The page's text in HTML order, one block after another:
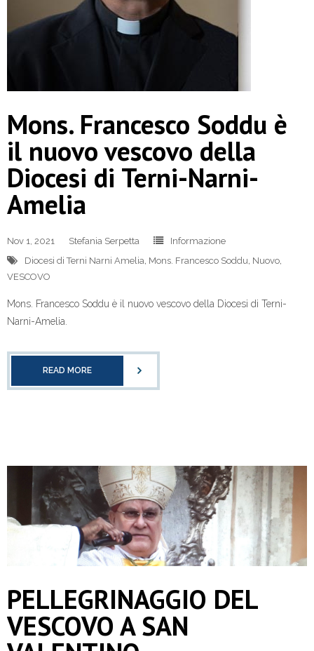
Mons. Francesco Soddu è
il nuovo vescovo della
Diocesi di Terni-Narni-
Amelia
Nov 1, 2021 Stefania Serpetta
Informazione
Diocesi di Terni Narni Amelia, Mons. Francesco Soddu, Nuovo,
VESCOVO
Mons. Francesco Soddu è il nuovo vescovo della Diocesi di Terni-
Narni-Amelia.
READ MORE
PELLEGRINAGGIO DEL
VESCOVO A SAN